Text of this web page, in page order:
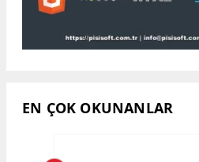
EN ÇOK OKUNANLAR